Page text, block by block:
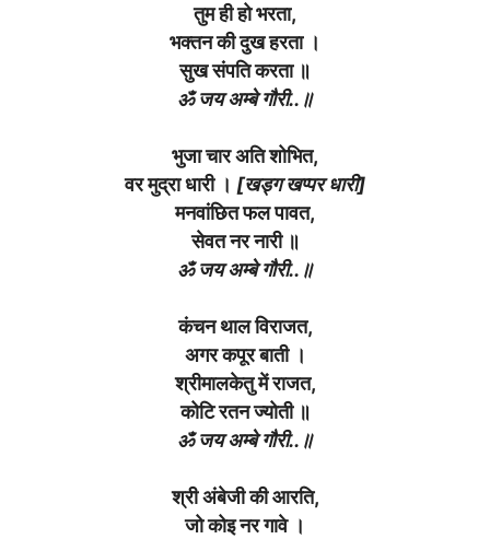
तुम ही हो भरता,
भक्तन की दुख हरता ।
सुख संपति करता ॥
ॐ जय अम्बे गौरी..॥
भुजा चार अति शोभित,
वर मुद्रा धारी । [खड्ग खप्पर धारी]
मनवांछित फल पावत,
सेवत नर नारी ॥
ॐ जय अम्बे गौरी..॥
कंचन थाल विराजत,
अगर कपूर बाती ।
श्रीमालकेतु में राजत,
कोटि रतन ज्योती ॥
ॐ जय अम्बे गौरी..॥
श्री अंबेजी की आरति,
जो कोइ नर गावे ।